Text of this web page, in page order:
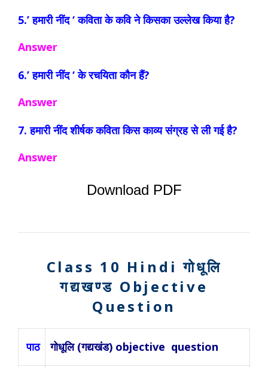
5.’ हमारी नींद ‘ कविता के कवि ने किसका उल्लेख किया है?
Answer
6.’ हमारी नींद ‘ के रचयिता कौन हैं?
Answer
7. हमारी नींद शीर्षक कविता किस काव्य संग्रह से ली गई है?
Answer
Download PDF
Class 10 Hindi गोधूलि
गद्यखण्ड O bjective
Question
पाठ गोधूलि (गद्यखंड) objective question